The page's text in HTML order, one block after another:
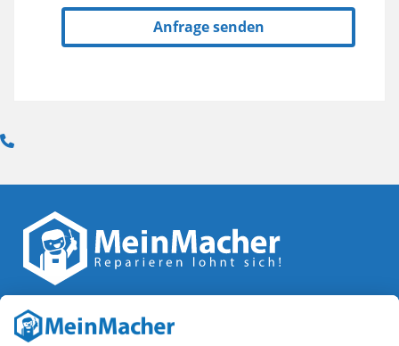
Anfrage senden
Reparatur Revolution